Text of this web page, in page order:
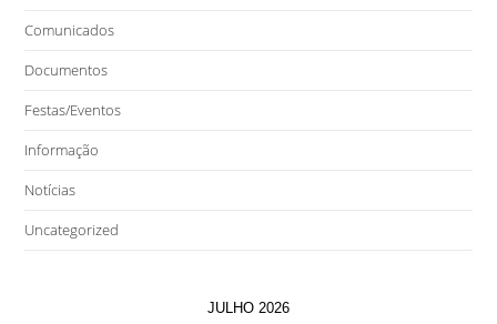
Comunicados
Documentos
Festas/Eventos
Informação
Notícias
Uncategorized
JULHO 2026